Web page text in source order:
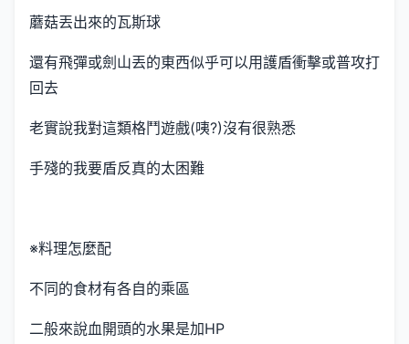
蘑菇丟出來的瓦斯球
還有飛彈或劍山丟的東西似乎可以用護盾衝擊或普攻打
回去
老實說我對這類格鬥遊戲(咦?)沒有很熟悉
手殘的我要盾反真的太困難
※料理怎麼配
不同的食材有各自的乘區
二般來說血開頭的水果是加HP